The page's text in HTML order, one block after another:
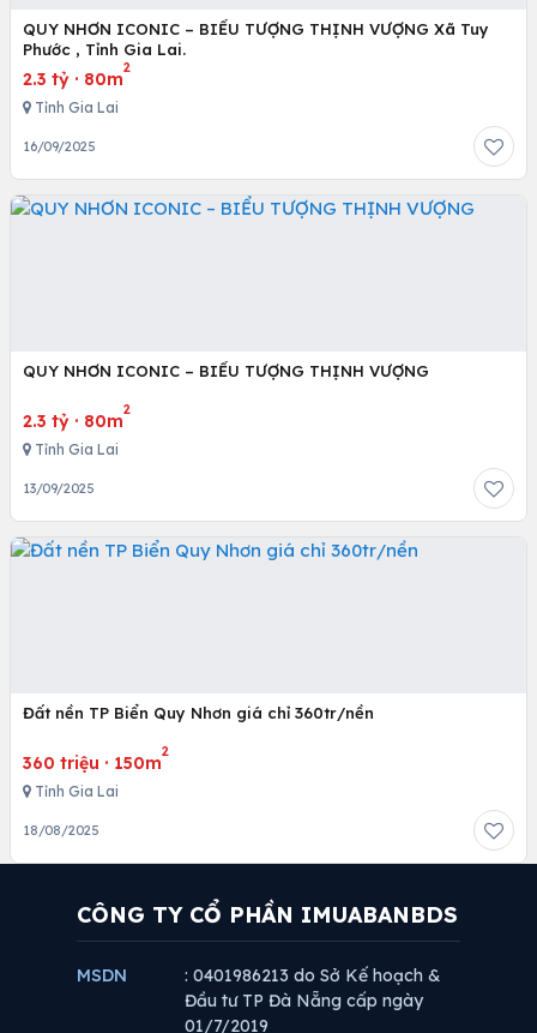
QUY NHƠN ICONIC – BIỂU TƯỢNG THỊNH VƯỢNG Xã Tuy
Phước , Tỉnh Gia Lai.
2.3 tỷ · 80m
2
Tỉnh Gia Lai
16/09/2025
QUY NHƠN ICONIC – BIỂU TƯỢNG THỊNH VƯỢNG
2.3 tỷ · 80m
2
Tỉnh Gia Lai
13/09/2025
Đất nền TP Biển Quy Nhơn giá chỉ 360tr/nền
360 triệu · 150m
2
Tỉnh Gia Lai
18/08/2025
CÔNG TY CỔ PHẦN IMUABANBDS
MSDN
: 0401986213 do Sở Kế hoạch &
Đầu tư TP Đà Nẵng cấp ngày
01/7/2019